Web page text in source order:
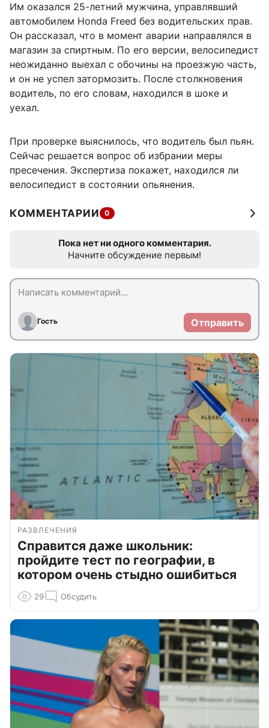
Им оказался 25-летний мужчина, управлявший
автомобилем Honda Freed без водительских прав.
Он рассказал, что в момент аварии направлялся в
магазин за спиртным. По его версии, велосипедист
неожиданно выехал с обочины на проезжую часть,
и он не успел затормозить. После столкновения
водитель, по его словам, находился в шоке и
уехал.
При проверке выяснилось, что водитель был пьян.
Сейчас решается вопрос об избрании меры
пресечения. Экспертиза покажет, находился ли
велосипедист в состоянии опьянения.
КОММЕНТАРИИ 0
Пока нет ни одного комментария.
Начните обсуждение первым!
Гость Отправить
РАЗВЛЕЧЕНИЯ
Справится даже школьник:
пройдите тест по географии, в
котором очень стыдно ошибиться
29 Обсудить